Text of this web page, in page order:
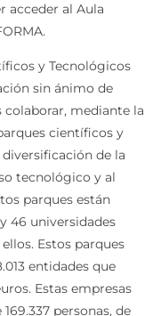
acceder al Aula
y Tecnológicos
sin ánimo de
mediante la
científicos y
de la
tecnológico y al
parques están
46 universidades
Estos parques
entidades que
Estas empresas
personas, de